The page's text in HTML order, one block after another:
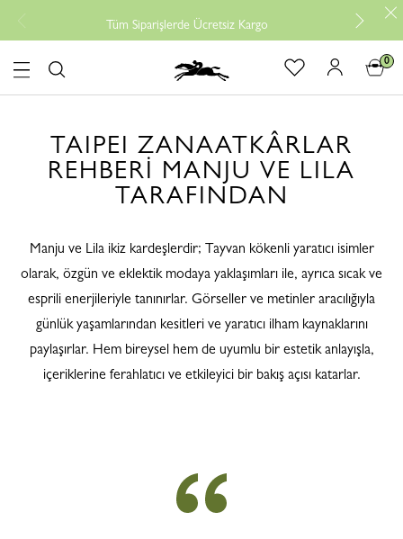
Tüm Siparişlerde Ücretsiz Kargo
0
TAIPEI ZANAATKÂRLAR
REHBERİ MANJU VE LILA
TARAFINDAN
Manju ve Lila ikiz kardeşlerdir; Tayvan kökenli yaratıcı isimler
olarak, özgün ve eklektik modaya yaklaşımları ile, ayrıca sıcak ve
esprili enerjileriyle tanınırlar. Görseller ve metinler aracılığıyla
günlük yaşamlarından kesitleri ve yaratıcı ilham kaynaklarını
paylaşırlar. Hem bireysel hem de uyumlu bir estetik anlayışla,
içeriklerine ferahlatıcı ve etkileyici bir bakış açısı katarlar.